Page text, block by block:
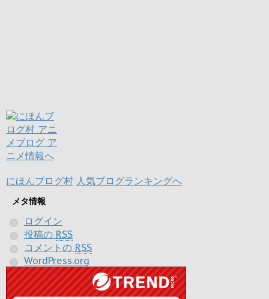
にほんブログ村 人気ブログランキングへ
メタ情報
ログイン
投稿の RSS
コメントの RSS
WordPress.org